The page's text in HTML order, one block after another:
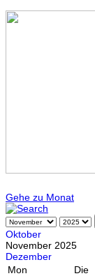
Gehe zu Monat
Oktober
November 2025
Dezember
Mon
Die